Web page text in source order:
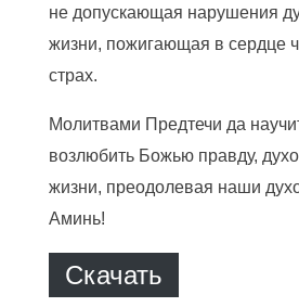
не допускающая нарушения
жизни, пожигающая в сердце
страх.
Молитвами Предтечи да
возлюбить Божью правду,
жизни, преодолевая наши
Аминь!
Скачать